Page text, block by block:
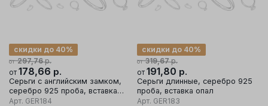
от 297,76р.
скидки до 40%
от 178,66 р.
Серьги с английским замком,
серебро 925 проба, вставка
опал
Арт. GER184
от 319,67р.
скидки до 40%
от 191,80 р.
Серьги длинные, серебро 925
проба, вставка опал
Арт. GER183